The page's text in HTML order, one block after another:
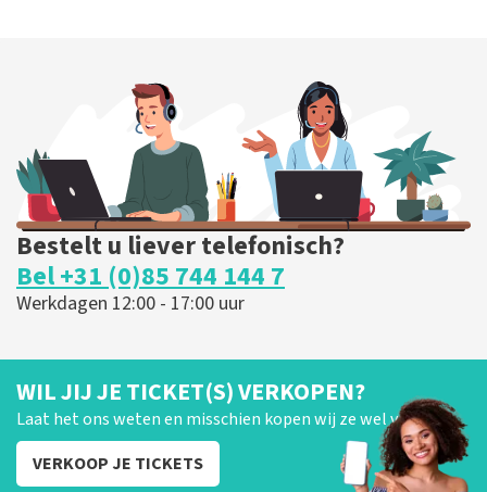
Bestelt u liever telefonisch?
Bel +31 (0)85 744 144 7
Werkdagen 12:00 - 17:00 uur
WIL JIJ JE TICKET(S) VERKOPEN?
Laat het ons weten en misschien kopen wij ze wel van je!
VERKOOP JE TICKETS